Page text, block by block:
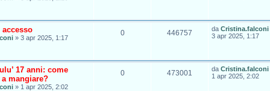
» 3 apr 2025, 1:17
0 446757 da Cristina.falconi
3 apr 2025, 1:17
17 anni: come
mangiare?
» 1 apr 2025, 2:02
0 473001 da Cristina.falconi
1 apr 2025, 2:02